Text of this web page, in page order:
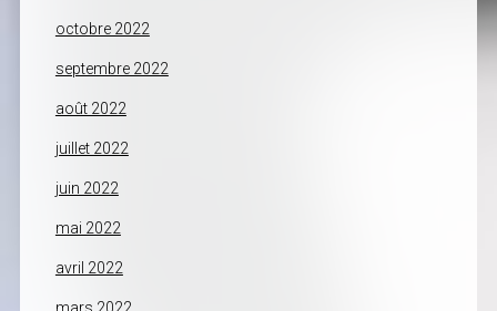
octobre 2022
septembre 2022
août 2022
juillet 2022
juin 2022
mai 2022
avril 2022